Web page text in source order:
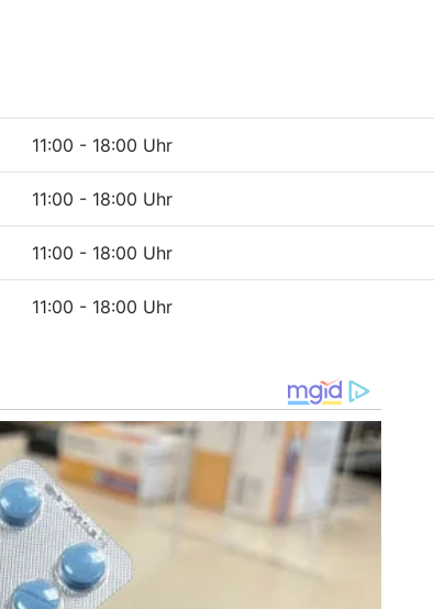
11:00 - 18:00 Uhr
11:00 - 18:00 Uhr
11:00 - 18:00 Uhr
11:00 - 18:00 Uhr